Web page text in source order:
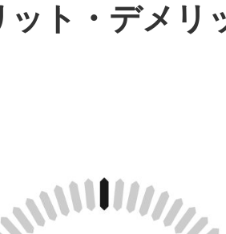
ット・デメリ